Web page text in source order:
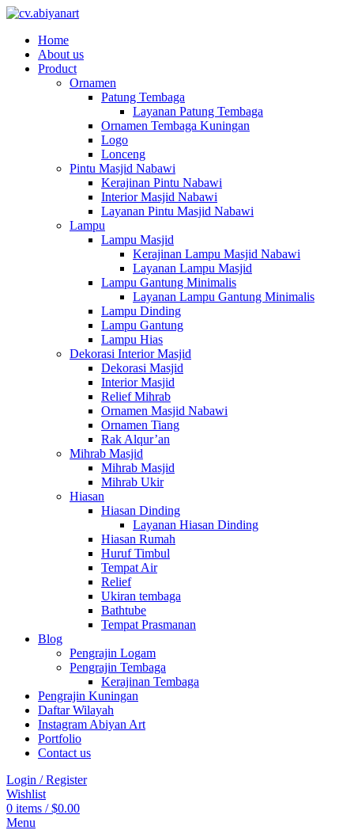
Home
About us
Product
Ornamen
Patung Tembaga
Layanan Patung Tembaga
Ornamen Tembaga Kuningan
Logo
Lonceng
Pintu Masjid Nabawi
Kerajinan Pintu Nabawi
Interior Masjid Nabawi
Layanan Pintu Masjid Nabawi
Lampu
Lampu Masjid
Kerajinan Lampu Masjid Nabawi
Layanan Lampu Masjid
Lampu Gantung Minimalis
Layanan Lampu Gantung Minimalis
Lampu Dinding
Lampu Gantung
Lampu Hias
Dekorasi Interior Masjid
Dekorasi Masjid
Interior Masjid
Relief Mihrab
Ornamen Masjid Nabawi
Ornamen Tiang
Rak Alqur’an
Mihrab Masjid
Mihrab Masjid
Mihrab Ukir
Hiasan
Hiasan Dinding
Layanan Hiasan Dinding
Hiasan Rumah
Huruf Timbul
Tempat Air
Relief
Ukiran tembaga
Bathtube
Tempat Prasmanan
Blog
Pengrajin Logam
Pengrajin Tembaga
Kerajinan Tembaga
Pengrajin Kuningan
Daftar Wilayah
Instagram Abiyan Art
Portfolio
Contact us
Login / Register
Wishlist
0 items / $0.00
Menu